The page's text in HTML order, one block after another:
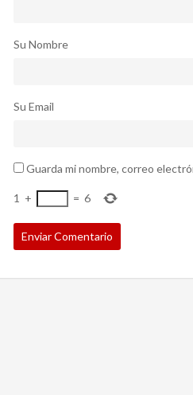
Su Nombre
Su Email
Guarda mi nombre, correo
1 + = 6